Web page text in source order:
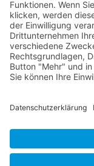
Kooperation
Werbung
Presse- und
Aktuelles
Themenwelt
Geprüfter